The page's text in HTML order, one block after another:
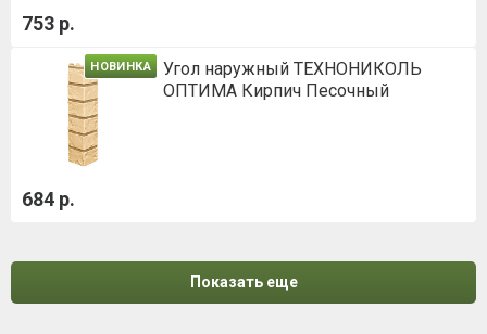
753 р.
НОВИНКА
Угол наружный ТЕХНОНИКОЛЬ
ОПТИМА Кирпич Песочный
684 р.
Показать еще